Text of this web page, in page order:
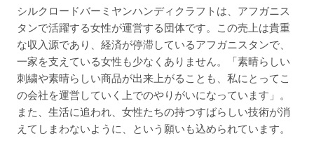
シルクロードバーミヤンハンディクラフトは、アフガニス
タンで活躍する女性が運営する団体です。この売上は貴重
な収入源であり、経済が停滞しているアフガニスタンで、
一家を支えている女性も少なくありません。「素晴らしい
刺繍や素晴らしい商品が出来上がることも、私にとってこ
の会社を運営していく上でのやりがいになっています」。
また、生活に追われ、女性たちの持つすばらしい技術が消
えてしまわないように、という願いも込められています。